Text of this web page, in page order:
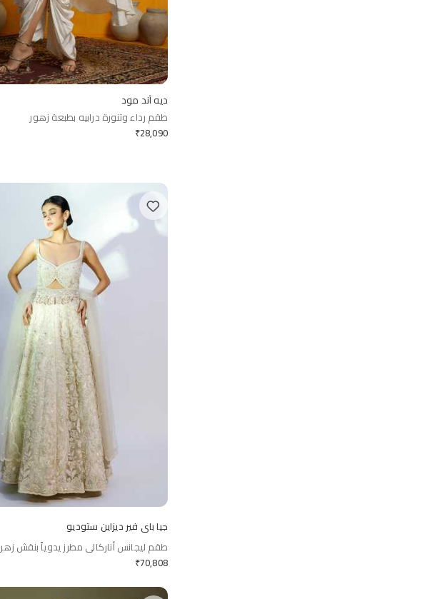
ديه آند مود
طقم رداء وتنورة درابيه بطبعة زهور
₹28,090
جيا باي فير ديزاين ستوديو
طقم ليجانس أناركالي مطرز يدوياً بنقش
₹70,808